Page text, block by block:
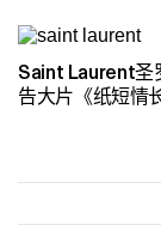
Saint Laurent圣
告大片《纸短情